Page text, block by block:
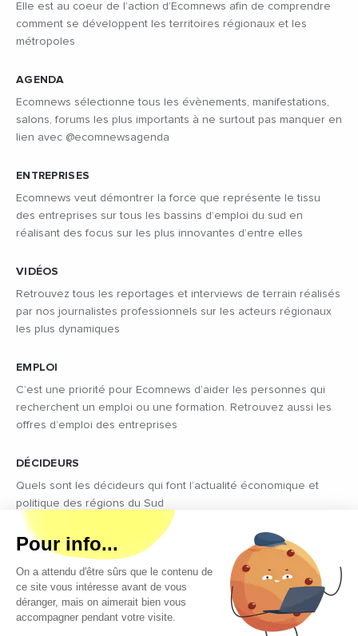
Elle est au coeur de l’action d’Ecomnews afin de comprendre
comment se développent les territoires régionaux et les
métropoles
AGENDA
Ecomnews sélectionne tous les évènements, manifestations,
salons, forums les plus importants à ne surtout pas manquer en
lien avec @ecomnewsagenda
ENTREPRISES
Ecomnews veut démontrer la force que représente le tissu
des entreprises sur tous les bassins d’emploi du sud en
réalisant des focus sur les plus innovantes d’entre elles
VIDÉOS
Retrouvez tous les reportages et interviews de terrain réalisés
par nos journalistes professionnels sur les acteurs régionaux
les plus dynamiques
EMPLOI
C’est une priorité pour Ecomnews d’aider les personnes qui
recherchent un emploi ou une formation. Retrouvez aussi les
offres d’emploi des entreprises
DÉCIDEURS
Quels sont les décideurs qui font l’actualité économique et
politique des régions du Sud
Copyright © 2026 - Tous droits réservés